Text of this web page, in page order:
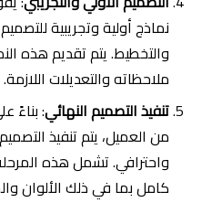
نماذج أولية وتجريبية
والتخطيط. يتم تقديم هذه
ملاحظاته والتعديلات اللازمة.
تنفيذ التصميم النهائي: بناءً
من العميل، يتم تنفيذ
واحترافي. تشمل هذه
كامل بما في ذلك الألوان